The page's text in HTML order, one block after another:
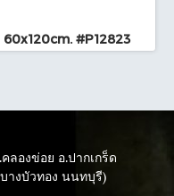
60x120cm. #P12823
ลองข่อย อ.ปากเกร็ด
างบัวทอง นนทบุรี)